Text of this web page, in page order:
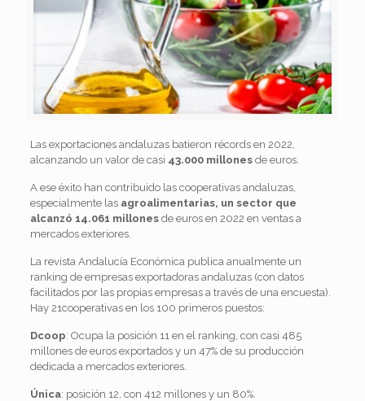
Las exportaciones andaluzas batieron récords en 2022,
alcanzando un valor de casi 43.000 millonesde euros.
A ese éxito han contribuido las cooperativas andaluzas,
especialmente lasagroalimentarias, un sector que
alcanzó 14.061 millonesde euros en 2022 en ventas a
mercados exteriores.
La revista Andalucía Económica publica anualmente un
ranking de empresas exportadoras andaluzas (con datos
facilitados por las propias empresas a través de una encuesta).
Hay 21cooperativas en los 100 primeros puestos:
Dcoop: Ocupa la posición 11 en el ranking, con casi 485
millones de euros exportados y un 47% de su producción
dedicada a mercados exteriores.
Única: posición 12, con 412 millones y un 80%.